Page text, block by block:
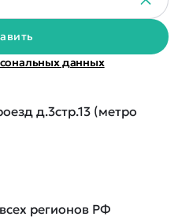
д.3стр.13 (метро
регионов РФ
данных